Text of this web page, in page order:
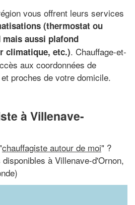
vous offrent leurs services
(thermostat ou
aussi plafond
climatique, etc.). Chauffage-et-
aux coordonnées de
proches de votre domicile.
à Villenave-
chauffagiste autour de moi" ?
à Villenave-d'Ornon,